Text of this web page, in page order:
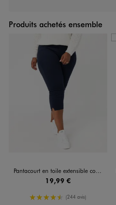
Produits achetés ensemble
Pantacourt en toile extensible coupe ajustée femme grande taille
19,99 €
4.5/5 de moyenne
(244 avis)